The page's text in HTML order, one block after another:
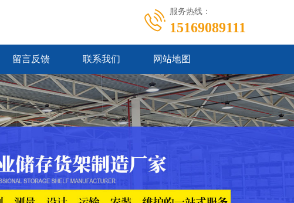
服务热线：
15169089111
留言反馈 联系我们 网站地图